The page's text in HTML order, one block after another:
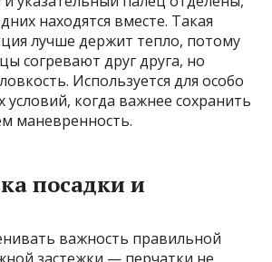
находятся вместе. Такая
лучше держит тепло, потому
согревают друг друга, но
Используется для особо
условий, когда важнее сохранить
маневренность.
посадки и
важность правильной